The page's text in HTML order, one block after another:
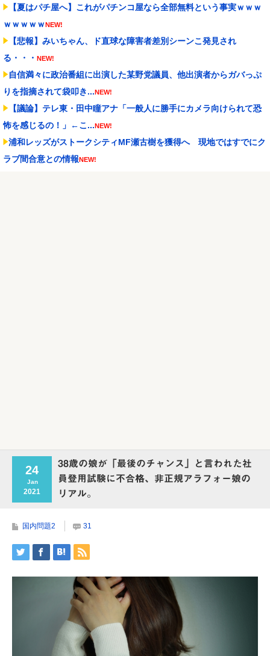
【夏はパチ屋へ】これがパチンコ屋なら全部無料という事実ｗｗｗ
ｗｗｗｗｗNEW!
【悲報】みいちゃん、ド直球な障害者差別シーンこ発見され
る・・・ NEW!
自信満々に政治番組に出演した某野党議員、他出演者からガバっぷ
りを指摘されて袋叩き...NEW!
【議論】テレ東・田中瞳アナ「一般人に勝手にカメラ向けられて恐
怖を感じるの！」←こ...NEW!
浦和レッズがストークシティMF瀬古樹を獲得へ 現地ではすでにク
ラブ間合意との情報NEW!
24
Jan
2021
38歳の娘が「最後のチャンス」と言われた社
員登用試験に不合格、非正規アラフォー娘の
リアル。
国内問題2 31